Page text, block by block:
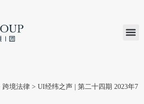
跨境法律 > UI经纬之声 | 第二十四期 2023年7